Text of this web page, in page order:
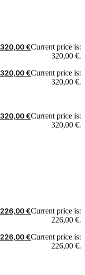
320,00€Current price is:
320,00 €.
320,00€Current price is:
320,00 €.
320,00€Current price is:
320,00 €.
226,00€Current price is:
226,00 €.
226,00€Current price is:
226,00 €.